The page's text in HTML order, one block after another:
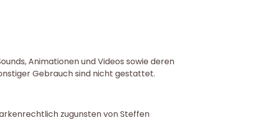
Animationen und Videos sowie deren
Gebrauch sind nicht gestattet.
zugunsten von Steffen